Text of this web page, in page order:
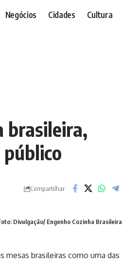
Negócios Cidades Cultura
brasileira,
Compartilhar
Divulgação/ Engenho Cozinha Brasileira
mesas brasileiras como uma das